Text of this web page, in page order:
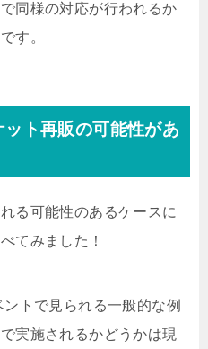
同様の対応が行われるか
す。
ト再販の可能性があ
る可能性のあるケースに
てみました！
トで見られる一般的な例
実施されるかどうかは現